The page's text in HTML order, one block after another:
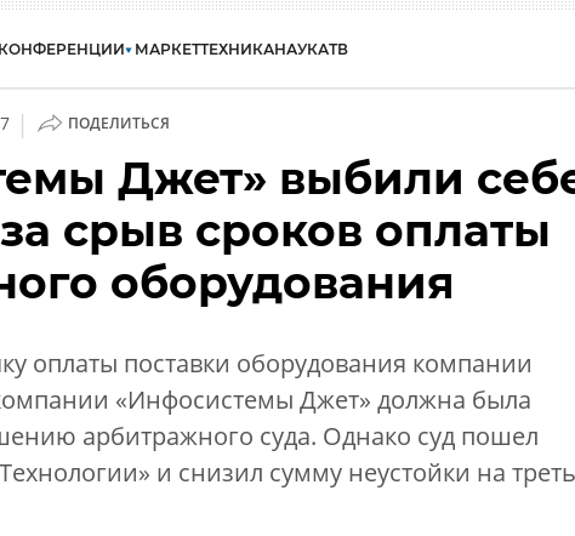
КОНФЕРЕНЦИИ МАРКЕТТЕХНИКАНАУКАТВ
| ПОДЕЛИТЬСЯ
Джет» выбили
срыв сроков оплаты
оборудования
оплаты поставки оборудования компании
«Инфосистемы Джет» должна была
арбитражного суда. Однако суд пошел
и снизил сумму неустойки на